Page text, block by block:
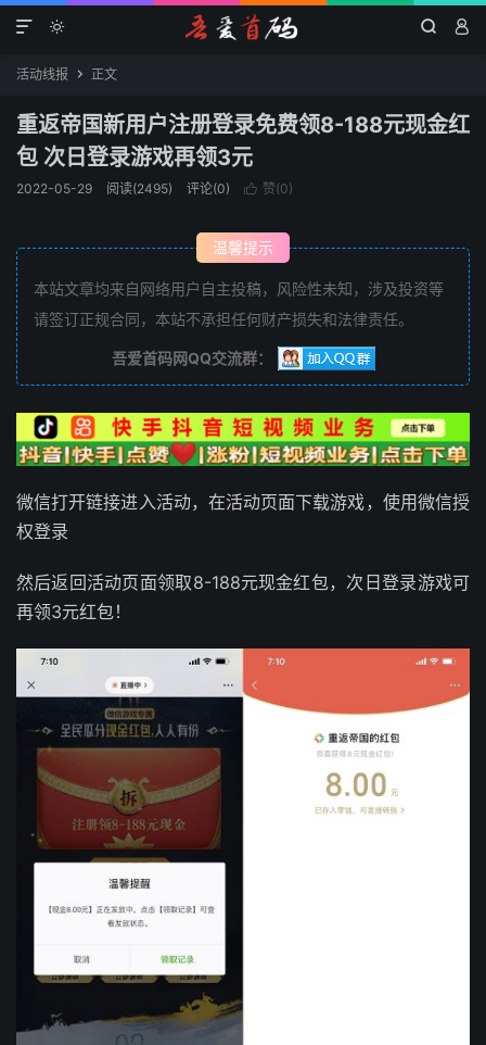
  

活动线报  正文
重返帝‪国新用户注‪册登录免费领8-188元现金红‪
包 次日登‪录游戏再领3元
2022-05-29 阅读(2495) 评论(0)  赞(0)
温馨提示
本站文章均来自网络用户自主投稿，风险性未知，涉及投资等
请签订正规合同，本站不承担任何财产损失和法律责任。
吾爱首码网QQ交流群：
微‪信打开链接进入活动，在活动页面下载游戏，使用微‪信授‪
权登‪录
然后返回活动页面领‪取8-188元现金红‪包，次日登‪录游戏可
再领3元红‪包！